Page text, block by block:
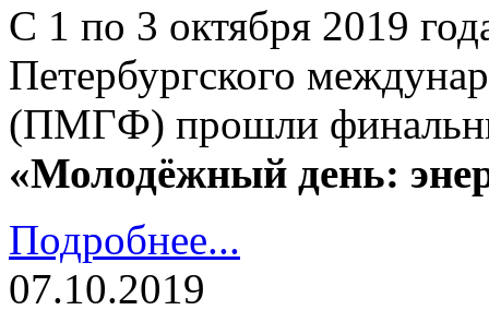
С 1 по 3 октября 2019
Петербургского
(ПМГФ) прошли
«Молодёжный день:
Подробнее...
07.10.2019